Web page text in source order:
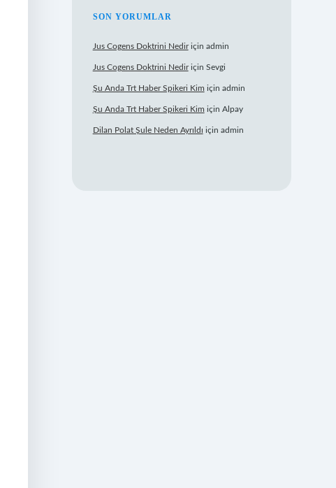
SON YORUMLAR
Jus Cogens Doktrini Nediriçin admin
Jus Cogens Doktrini Nediriçin Sevgi
Şu Anda Trt Haber Spikeri Kim için admin
Şu Anda Trt Haber Spikeri Kim için Alpay
Dilan Polat Şule Neden Ayrıldı için admin